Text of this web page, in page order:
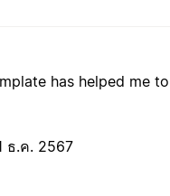
has helped me
ธ.ค. 2567